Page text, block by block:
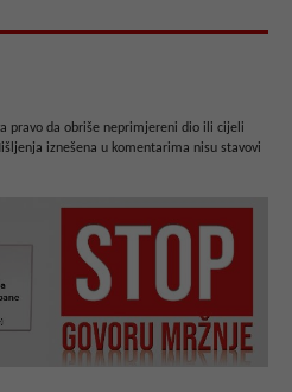
pravo da obriše neprimjereni dio ili cijeli
iznešena u komentarima nisu stavovi